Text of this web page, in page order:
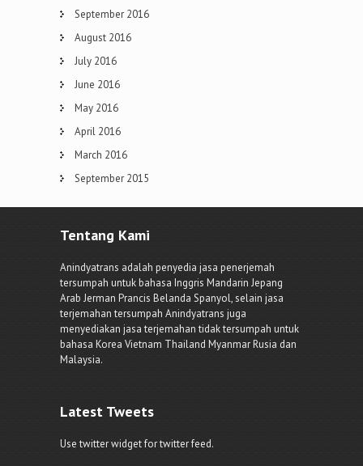
September 2016
August 2016
July 2016
June 2016
May 2016
April 2016
March 2016
September 2015
Tentang Kami
Anindyatrans adalah penyedia jasa penerjemah
tersumpah untuk bahasa Inggris Mandarin Jepang
Arab Jerman Prancis Belanda Spanyol, selain jasa
terjemahan tersumpah Anindyatrans juga
menyediakan jasa terjemahan tidak tersumpah untuk
bahasa Korea Vietnam Thailand Myanmar Rusia dan
Malaysia.
Latest Tweets
Use twitter widget for twitter feed.